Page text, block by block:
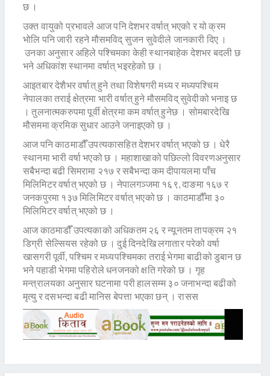
छ ।
उक्त वायुको प्रभावले आज पनि देशभर वर्षात् भएको र यो क्रम
भोलि पनि जारी रहने मौसमविद् सुजन सुवेदीले जानकारी दिए ।
उनका अनुसार अहिले पश्चिमका केही स्थानबाहेक देशभर बदली छ
भने अधिकांश स्थानमा वर्षात् भइरहेको छ ।
आइतबार देशैभर वर्षात् हुने तथा विशेषगरी मध्य र मध्यपश्चिम
नेपालका तराई क्षेत्रमा भारी वर्षात् हुने मौसमविद् सुवेदीको भनाइ छ
। तुलनात्मकरुपमा पूर्वी क्षेत्रमा कम वर्षात् हुनेछ । सोमबारदेखि
मौसममा क्रमिक सुधार आउने जनाइएको छ ।
आज पनि काठमाडौँ उपत्यकासहित देशभर वर्षात् भएको छ । धेरै
स्थानमा भारी वर्षा भएको छ । महाशाखाको पछिल्लो विवरणअनुसार
सबैभन्दा बढी सिमरामा २१७ र सबैभन्दा कम दीपायलमा पाँच
मिलिमिटर वर्षात् भएको छ । नेपालगञ्जमा १६९, दाङमा १६७ र
जनकपुरमा १३७ मिलिमिटर वर्षात् भएको छ । काठमाडौँमा ३०
मिलिमिटर वर्षात् भएको छ ।
आज काठमाडौँ उपत्यकाको अधिकतम २६ र न्यूनतम तापक्रम २१
डिग्री सेल्सियस रहेको छ । दुई दिनदेखि लगातार परेको वर्षा
खासगरी पूर्वी, पश्चिम र मध्यपश्चिमका तराई भेगमा बाढीको डुबान छ
भने पहाडी भेगमा पहिरोले धनजनको क्षति गरेको छ । गृह
मन्त्रालयका अनुसार घटनामा परी हालसम्म ३० जनाभन्दा बढीको
मृत्यु र दसभन्दा बढी मानिस बेपत्ता भएका छन् । रासस